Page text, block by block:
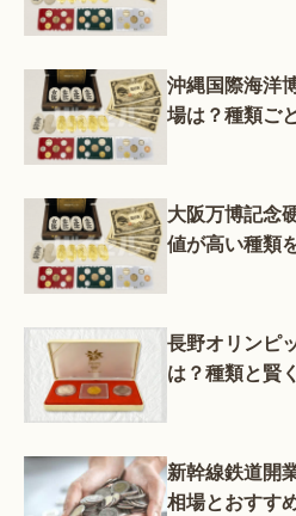
沖縄国際海洋
場は？種類ご
大阪万博記念
値が高い種類
長野オリンピ
は？種類と賢
新幹線鉄道開
相場とおすす